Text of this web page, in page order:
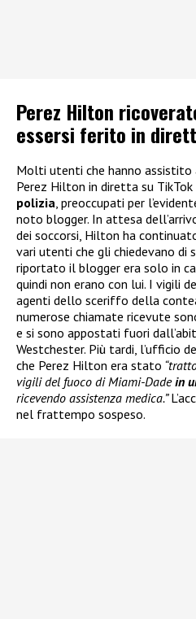
Perez Hilton
essersi ferito in
Molti utenti che hanno assistito
Perez Hilton in diretta su
polizia, preoccupati per
noto blogger. In attesa
dei soccorsi, Hilton ha
vari utenti che gli chiedevano di
riportato il blogger era solo in
quindi non erano con lui. I vigili
agenti dello sceriffo della
numerose chiamate ricevute
e si sono appostati fuori
Westchester. Più tardi, l’ufficio
che Perez Hilton era stato
vigili del fuoco di Miami-Dadein
ricevendo assistenza medica.”
nel frattempo sospeso.